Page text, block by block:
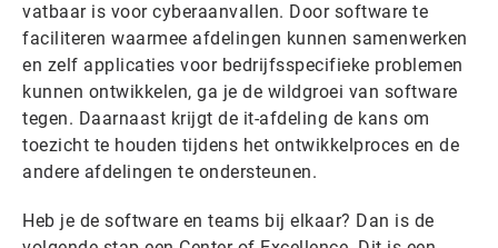
vatbaar is voor cyberaanvallen. Door software te
faciliteren waarmee afdelingen kunnen samenwerken
en zelf applicaties voor bedrijfsspecifieke problemen
kunnen ontwikkelen, ga je de wildgroei van software
tegen. Daarnaast krijgt de it-afdeling de kans om
toezicht te houden tijdens het ontwikkelproces en de
andere afdelingen te ondersteunen.
Heb je de software en teams bij elkaar? Dan is de